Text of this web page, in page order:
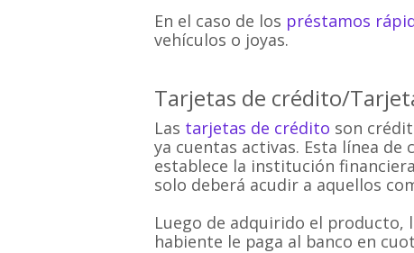
En el caso de los préstamos
vehículos o joyas.
Tarjetas de crédito/
Las tarjetas de crédito son
ya cuentas activas. Esta línea
establece la institución
solo deberá acudir a aquellos
Luego de adquirido el
habiente le paga al banco en